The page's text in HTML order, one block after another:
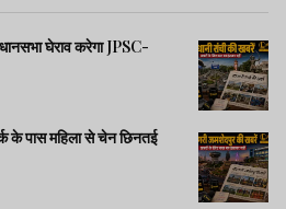
घेराव करेगा JPSC-
पास महिला से चेन छिनतई